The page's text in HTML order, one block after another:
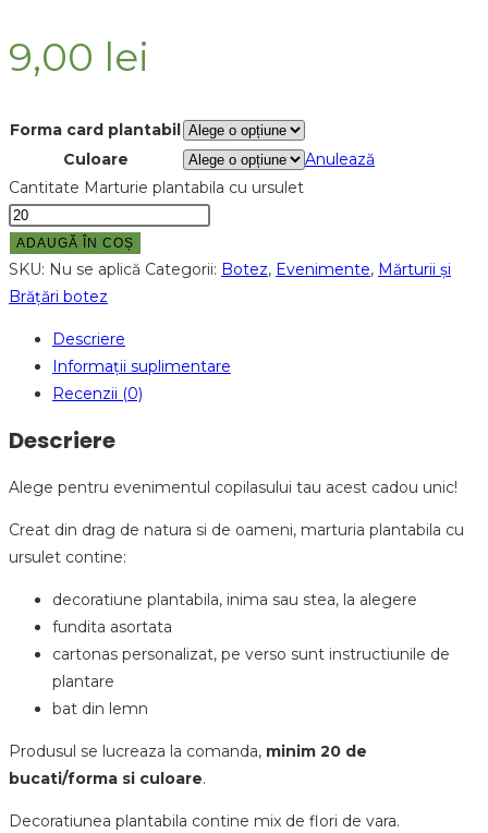
9,00 lei
Forma card plantabil
Culoare
Anulează
Cantitate Marturie plantabila cu ursulet
ADAUGĂ ÎN COȘ
SKU: Nu se aplică Categorii: Botez, Evenimente, Mărturii și
Brățări botez
Descriere
Informații suplimentare
Recenzii (0)
Descriere
Alege pentru evenimentul copilasului tau acest cadou unic!
Creat din drag de natura si de oameni, marturia plantabila cu
ursulet contine:
decoratiune plantabila, inima sau stea, la alegere
fundita asortata
cartonas personalizat, pe verso sunt instructiunile de
plantare
bat din lemn
Produsul se lucreaza la comanda, minim 20 de
bucati/forma si culoare.
Decoratiunea plantabila contine mix de flori de vara.